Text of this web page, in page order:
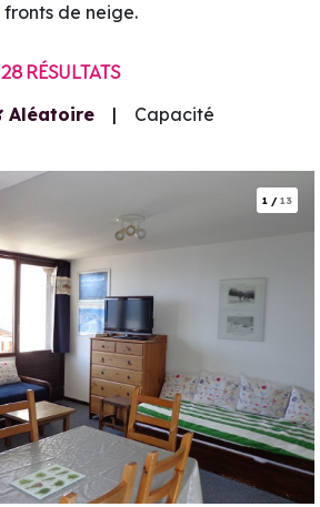
fronts de neige.
28RÉSULTATS
Aléatoire Capacité
1 / 13